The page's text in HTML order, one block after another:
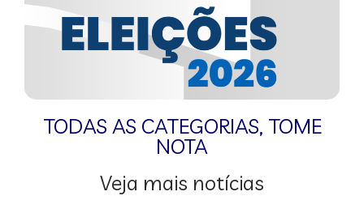
TODAS AS CATEGORIAS, TOME
NOTA
Veja mais notícias